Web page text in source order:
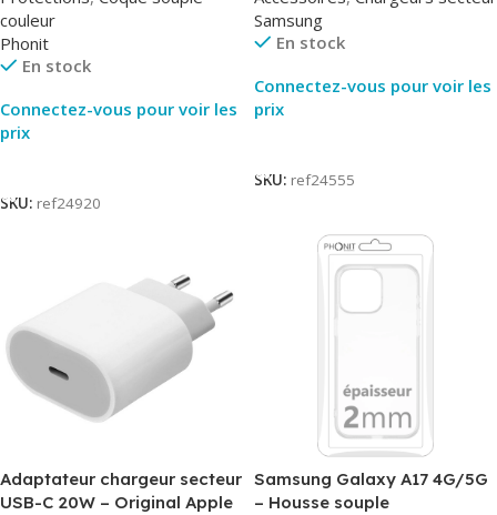
couleur
Phonit
En stock
Connectez-vous pour voir les
prix
SKU: ref24920
Samsung
En stock
Connectez-vous pour voir les
prix
SKU: ref24555
Adaptateur chargeur secteur
USB-C 20W – Original Apple
Samsung Galaxy A17 4G/5G
– Housse souple